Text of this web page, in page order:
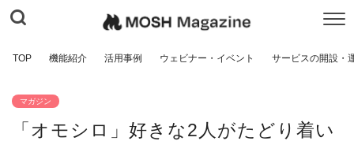
TOP 機能紹介 活用事例 ウェビナー・イベント サービスの開設・
マガジン
「オモシロ」好きな2人がたどり着い